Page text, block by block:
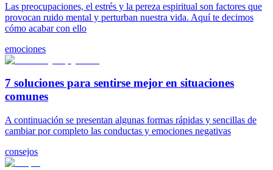
Las preocupaciones, el estrés y la pereza espiritual son factores que
provocan ruido mental y perturban nuestra vida. Aquí te decimos
cómo acabar con ello
emociones
7 soluciones para sentirse mejor en situaciones
comunes
A continuación se presentan algunas formas rápidas y sencillas de
cambiar por completo las conductas y emociones negativas
consejos